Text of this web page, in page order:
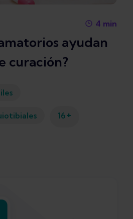
4 min
ayudan
curación?
16 +